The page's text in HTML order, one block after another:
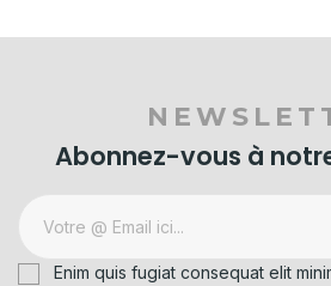
Abonnez-vous à
Enim quis fugiat consequat elit